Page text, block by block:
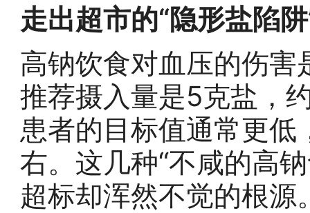
走出超市的“隐形盐陷
高钠饮食对血压的伤
推荐摄入量是5克盐，
患者的目标值通常更
右。这几种“不咸的高
超标却浑然不觉的根源